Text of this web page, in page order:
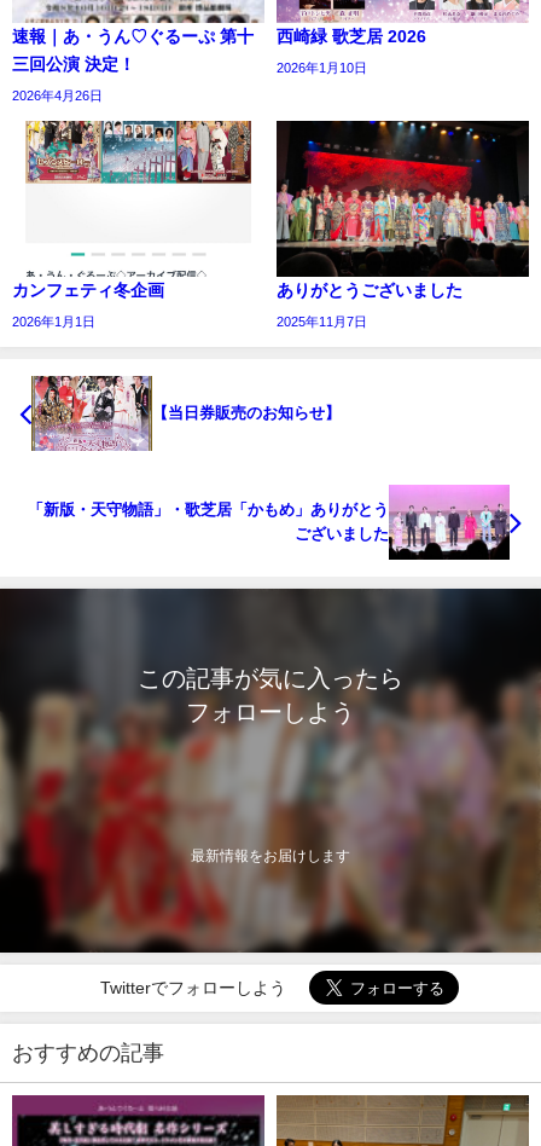
速報｜あ・うん♡ぐるーぷ 第十
三回公演 決定！
2026年4月26日
西崎緑 歌芝居 2026
2026年1月10日
カンフェティ冬企画
2026年1月1日
ありがとうございました
2025年11月7日
【当日券販売のお知らせ】
「新版・天守物語」・歌芝居「かもめ」ありがとう
ございました
この記事が気に入ったら
フォローしよう
最新情報をお届けします
Twitterでフォローしよう
おすすめの記事